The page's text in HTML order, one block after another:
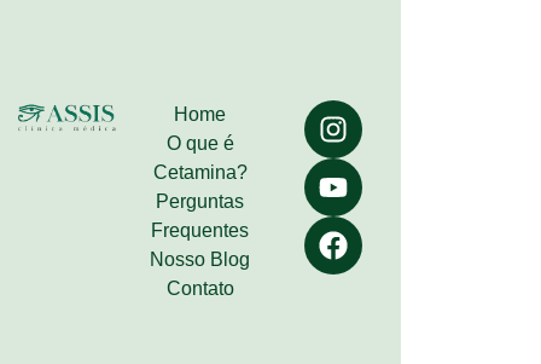
Home
O que é
Cetamina?
Perguntas
Frequentes
Nosso Blog
Contato